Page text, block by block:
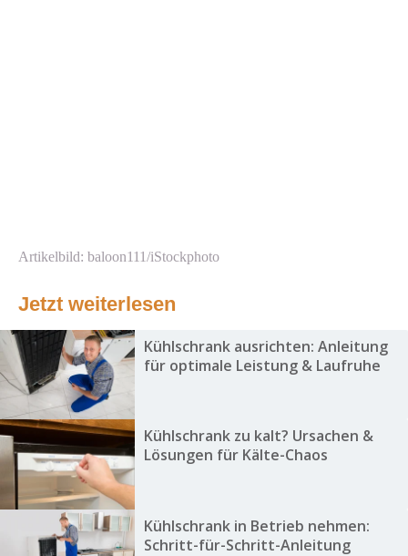
Artikelbild: baloon111/iStockphoto
Jetzt weiterlesen
Kühlschrank ausrichten: Anleitung
für optimale Leistung & Laufruhe
Kühlschrank zu kalt? Ursachen &
Lösungen für Kälte-Chaos
Kühlschrank in Betrieb nehmen:
Schritt-für-Schritt-Anleitung